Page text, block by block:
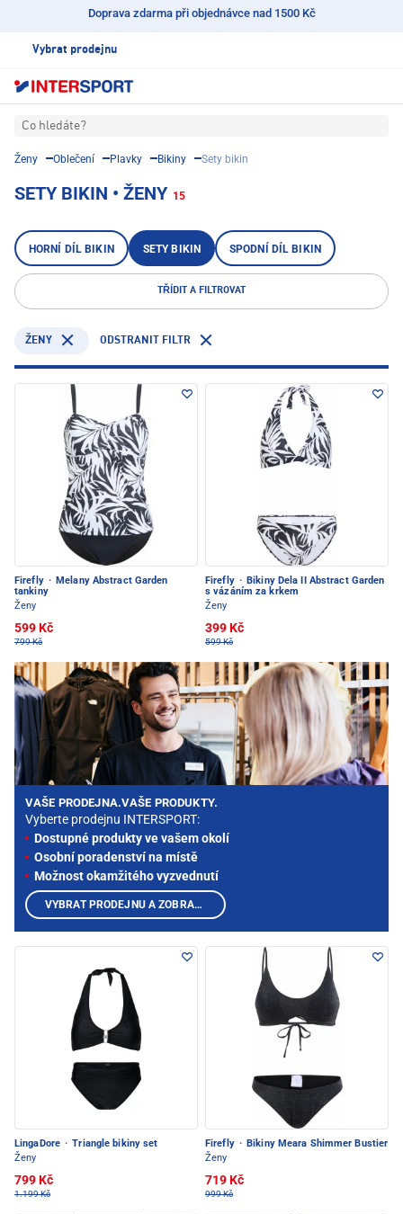
Doprava zdarma při objednávce nad 1500 Kč
Vybrat prodejnu
Co hledáte?
Ženy Oblečení Plavky Bikiny Sety bikin
SETY BIKIN • ŽENY 15
HORNÍ DÍL BIKIN SETY BIKIN SPODNÍ DÍL BIKIN
TŘÍDIT A FILTROVAT
ŽENY ODSTRANIT FILTR
Firefly · Melany Abstract Garden
tankiny
Ženy
599 Kč
799 Kč
Firefly · Bikiny Dela II Abstract Garden
s vázáním za krkem
Ženy
399 Kč
599 Kč
LingaDore · Triangle bikiny set
Ženy
799 Kč
1.199 Kč
Firefly · Bikiny Meara Shimmer Bustier
Ženy
719 Kč
999 Kč
VAŠE PRODEJNA.VAŠE PRODUKTY.
Vyberte prodejnu INTERSPORT:
Dostupné produkty ve vašem okolí
Osobní poradenství na místě
Možnost okamžitého vyzvednutí
VYBRAT PRODEJNU A ZOBRAZIT PRODUKTY